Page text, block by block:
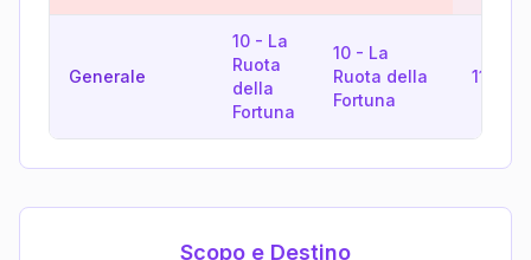
Generale
10 - La
Ruota
della
Fortuna
10 - La
Ruota della
Fortuna
11
Scopo e Destino